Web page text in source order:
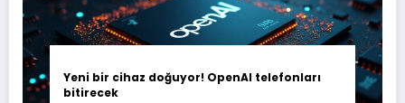
Yeni bir cihaz doğuyor! OpenAI telefonları
bitirecek